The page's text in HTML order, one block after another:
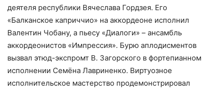
деятеля республики Вячеслава Гордзея. Его
«Балканское каприччио» на аккордеоне исполнил
Валентин Чобану, а пьесу «Диалоги» – ансамбль
аккордеонистов «Импрессия». Бурю аплодисментов
вызвал этюд-экспромт В. Загорского в фортепианном
исполнении Семёна Лавриненко. Виртуозное
исполнительское мастерство продемонстрировал